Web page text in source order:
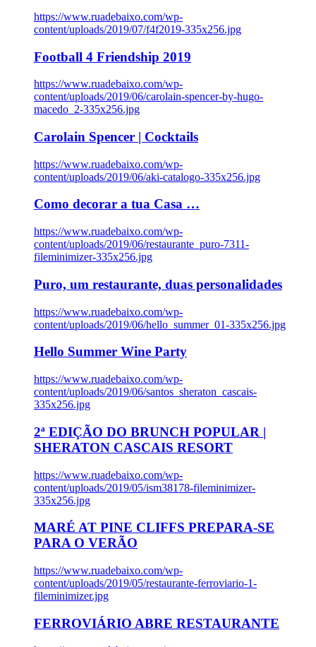
https://www.ruadebaixo.com/wp-
content/uploads/2019/07/f4f2019-335x256.jpg
Football 4 Friendship 2019
https://www.ruadebaixo.com/wp-
content/uploads/2019/06/carolain-spencer-by-hugo-
macedo_2-335x256.jpg
Carolain Spencer | Cocktails
https://www.ruadebaixo.com/wp-
content/uploads/2019/06/aki-catalogo-335x256.jpg
Como decorar a tua Casa …
https://www.ruadebaixo.com/wp-
content/uploads/2019/06/restaurante_puro-7311-
fileminimizer-335x256.jpg
Puro, um restaurante, duas personalidades
https://www.ruadebaixo.com/wp-
content/uploads/2019/06/hello_summer_01-335x256.jpg
Hello Summer Wine Party
https://www.ruadebaixo.com/wp-
content/uploads/2019/06/santos_sheraton_cascais-
335x256.jpg
2ª EDIÇÃO DO BRUNCH POPULAR |
SHERATON CASCAIS RESORT
https://www.ruadebaixo.com/wp-
content/uploads/2019/05/ism38178-fileminimizer-
335x256.jpg
MARÉ AT PINE CLIFFS PREPARA-SE
PARA O VERÃO
https://www.ruadebaixo.com/wp-
content/uploads/2019/05/restaurante-ferroviario-1-
fileminimizer.jpg
FERROVIÁRIO ABRE RESTAURANTE